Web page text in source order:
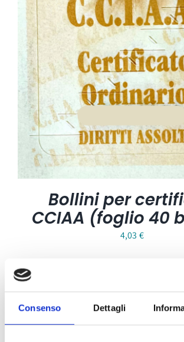
Consenso Dettagli
Bollini per
CCIAA (foglio 40
4,03 €